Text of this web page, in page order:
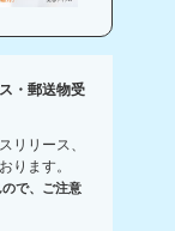
・郵送物受
リリース、
ります。
で、ご注意